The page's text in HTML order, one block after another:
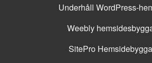
Underhåll WordPress-
Weebly
SitePro